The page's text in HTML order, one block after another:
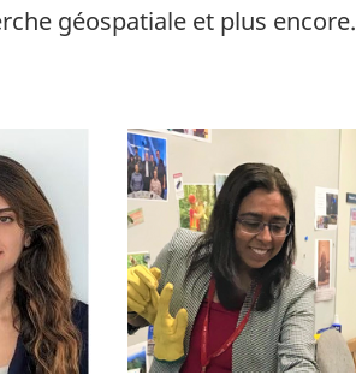
géospatiale et plus encore.